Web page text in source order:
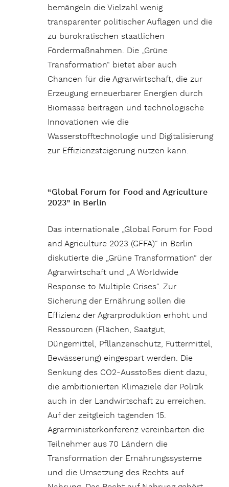
bemängeln die Vielzahl wenig
transparenter politischer Auflagen und die
zu bürokratischen staatlichen
Fördermaßnahmen. Die „Grüne
Transformation“ bietet aber auch
Chancen für die Agrarwirtschaft, die zur
Erzeugung erneuerbarer Energien durch
Biomasse beitragen und technologische
Innovationen wie die
Wasserstofftechnologie und Digitalisierung
zur Effizienzsteigerung nutzen kann.
“Global Forum for Food and Agriculture
2023” in Berlin
Das internationale „Global Forum for Food
and Agriculture 2023 (GFFA)“ in Berlin
diskutierte die „Grüne Transformation“ der
Agrarwirtschaft und „A Worldwide
Response to Multiple Crises“. Zur
Sicherung der Ernährung sollen die
Effizienz der Agrarproduktion erhöht und
Ressourcen (Flächen, Saatgut,
Düngemittel, Pfllanzenschutz, Futtermittel,
Bewässerung) eingespart werden. Die
Senkung des CO2-Ausstoßes dient dazu,
die ambitionierten Klimaziele der Politik
auch in der Landwirtschaft zu erreichen.
Auf der zeitgleich tagenden 15.
Agrarministerkonferenz vereinbarten die
Teilnehmer aus 70 Ländern die
Transformation der Ernährungssysteme
und die Umsetzung des Rechts auf